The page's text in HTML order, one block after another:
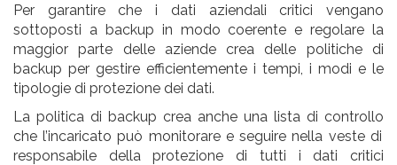
Per garantire che i dati aziendali critici vengano
sottoposti a backup in modo coerente e regolare la
maggior parte delle aziende crea delle politichedi
backup per gestire efficientemente i tempi, i modi e le
tipologie di protezione dei dati.
La politica di backup crea anche una lista di controllo
che l’incaricato può monitorare e seguire nella veste di
responsabile della protezione di tutti i dati critici